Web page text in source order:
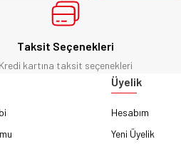
Taksit Seçenekleri
Kredi kartına taksit seçenekleri
Üyelik
Hesabım
Yeni Üyelik